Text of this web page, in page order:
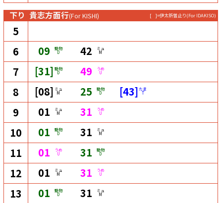
下り 貴志方面行(For KISHI) [ ]=伊太祈曽止り(For IDAKISO)
5
6
09 動物
D 42 ミュ
M
7 [31] 動物
D 49 うめ
U
8 [08] ミュ
M 25 動物
D [43] たま
T
9 01 ミュ
M 31 うめ
U
10 01 動物
D 31 ミュ
M
11 01 うめ
U 31 動物
D
12 01 ミュ
M 31 うめ
U
13 01 動物
D 31 ミュ
M